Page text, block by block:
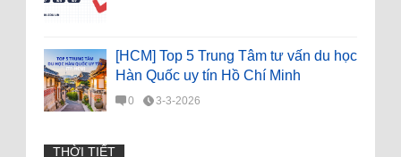
[HCM] Top 5 Trung Tâm tư vấn du học
Hàn Quốc uy tín Hồ Chí Minh
0 3-3-2026
THỜI TIẾT